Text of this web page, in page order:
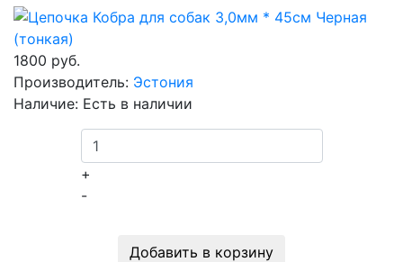
1800 руб.
Производитель: Эстония
Наличие: Есть в наличии
+
-
Добавить в корзину